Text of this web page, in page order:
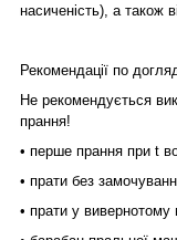
насиченість), а також
Рекомендації по
Не рекомендується
прання!
• перше прання при t
• прати без
• прати у вивернотому